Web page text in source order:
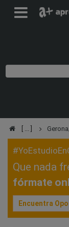
Que nada
fórmate
Encuentra